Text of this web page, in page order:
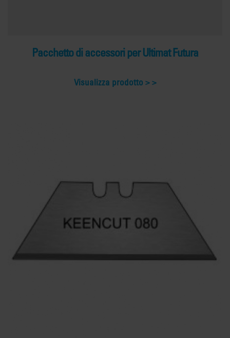
Pacchetto di accessori per Ultimat Futura
Visualizza prodotto >